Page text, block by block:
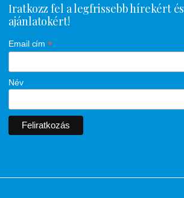
Iratkozz fel a legfrissebb hírekért és
ajánlatokért!
Email cím*
Név